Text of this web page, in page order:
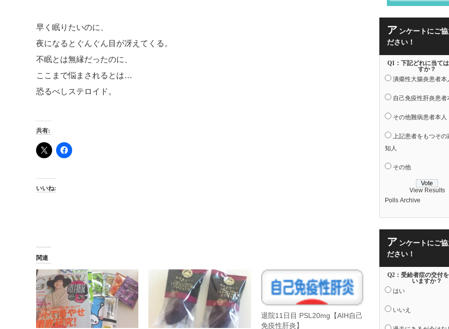
早く眠りたいのに、
夜になるとぐんぐん目が冴えてくる。
不眠とは無縁だったのに、
ここまで悩まされるとは…
恐るべしステロイド。
共有:
いいね:
関連
退院11日目 PSL20mg【AIH自己
免疫性肝炎】
ア ンケートにご
ださい！
Q1：下記どれに当て
すか？
潰瘍性大腸炎患者本
自己免疫性肝炎患者
その他難病患者本人
上記患者をもつその
知人
その他
View Results
Polls Archive
ア ンケートにご
ださい！
Q2：受給者症の交付
いますか？
はい
いいえ